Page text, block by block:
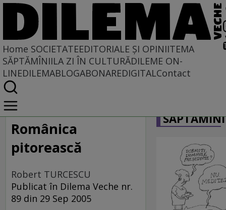
Home SOCIETATEEDITORIALE ȘI OPINIITEMA
SĂPTĂMÎNIILA ZI ÎN CULTURĂDILEME ON-
LINEDILEMABLOGABONAREDIGITALContact
Home
Societate
LA SINGULAR ȘI LA PLURAL
Românica
pitorească
Robert TURCESCU
Publicat în Dilema Veche nr.
89 din 29 Sep 2005